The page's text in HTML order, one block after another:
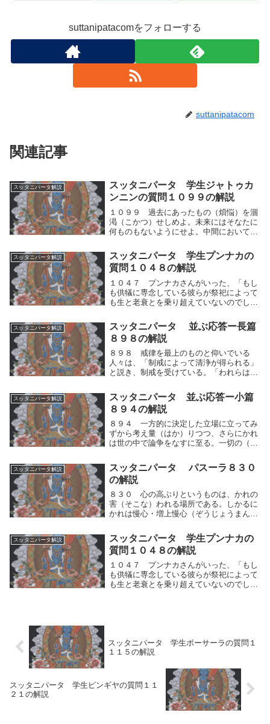
suttanipatacomをフォローする
suttanipatacom
関連記事
スッタニパータ解説
スッタニパータ 学生ジャトゥカ
ンニンの質問１０９９の解説
１０９９ 過去にあったもの（煩悩）を涸
渇（こかつ）せしめよ。未来にはそなたに
何ものもないようにせよ。中間において
く）しないならば、そなたはやすらかにふ
るまう人となるであろう。過去に人間的思
考の運動（快⇔...
スッタニパータ解説
スッタニパータ 学生プンナカの
質問１０４８の解説
１０４７ プンナカさんがいった、「もし
も供犠に専念している彼らが祭祀によって
も生と老衰とを乗り超えていないのでした
世界のうちで生と老衰とを乗り超えた人は
誰なのですか？先生！あなたにお尋ねしま
す。それをわ...
スッタニパータ解説
スッタニパータ 並ぶ応答ー長篇
８９８の解説
８９８ 戒律を最上のものと仰いでいる
人々は、「制戒によって清浄が得られる」
と説き、制戒を受けている。「われらはこ
得られるでしょう」といって、〈真理に達
した者〉と称する人々は、流転する迷いの
生存に誘（ひ）...
スッタニパータ解説
スッタニパータ 並ぶ応答ー小篇
８９４の解説
８９４ 一方的に決定した立場に立ってみ
ずから考え量（はか）りつつ、さらにかれ
は世の中で論争をなすに至る。一切の（哲
確執を起こすことがない。人間的思考の運
動（優⇔劣）の反応の仕方によって一方的
に決定した立...
スッタニパータ解説
スッタニパータ パスーラ８３０
の解説
８３０ 心の高ぶりというものは、かれの
害（そこな）われる場所である。しかるに
かれは慢心・増上慢心（ぞうじょうまんし
争してはならない。諸々の達成せる人々
は、「それによって清浄が達成される」と
は説かないから...
スッタニパータ解説
スッタニパータ 学生プンナカの
質問１０４８の解説
１０４７ プンナカさんがいった、「もし
も供犠に専念している彼らが祭祀によって
も生と老衰とを乗り超えていないのでした
スッタニパータ 学生ポーサーラの質問１
１１５の解説
スッタニパータ 学生ピンギヤの質問１１
２１の解説